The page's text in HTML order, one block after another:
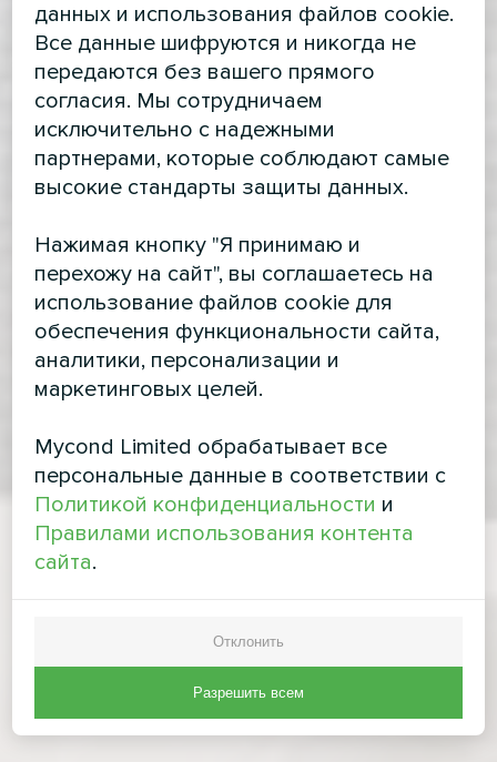
данных и использования файлов cookie.
Все данные шифруются и никогда не
передаются без вашего прямого
согласия. Мы сотрудничаем
исключительно с надежными
партнерами, которые соблюдают самые
высокие стандарты защиты данных.
Нажимая кнопку "Я принимаю и
перехожу на сайт", вы соглашаетесь на
использование файлов cookie для
обеспечения функциональности сайта,
аналитики, персонализации и
маркетинговых целей.
Mycond Limited обрабатывает все
персональные данные в соответствии с
Политикой конфиденциальности и
Правилами использования контента
сайта.
Отклонить
Разрешить всем